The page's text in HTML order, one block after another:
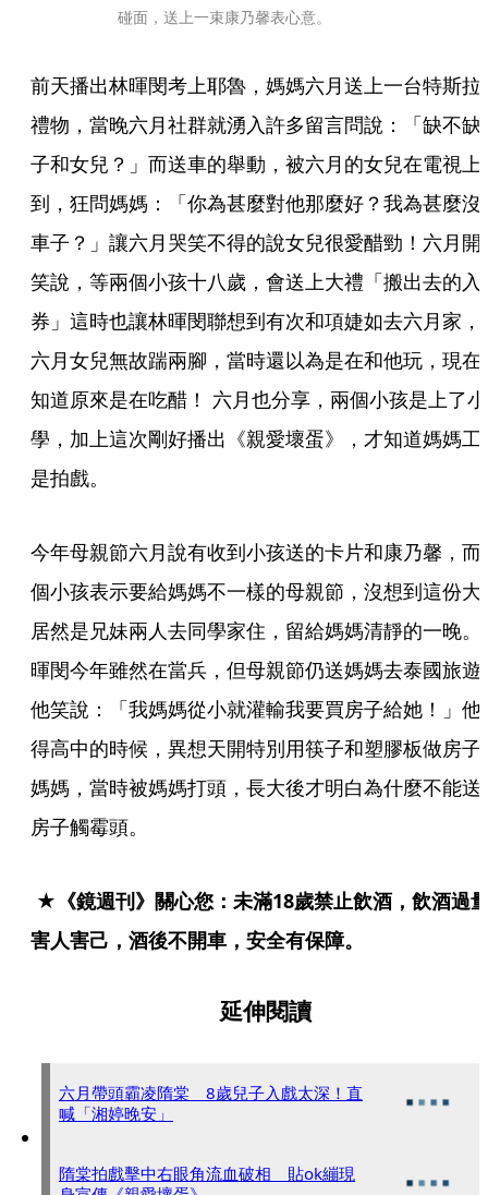
碰面，送上一束康乃馨表心意。
前天播出林暉閔考上耶魯，媽媽六月送上一台特斯拉
禮物，當晚六月社群就湧入許多留言問說：「缺不缺
子和女兒？」而送車的舉動，被六月的女兒在電視上
到，狂問媽媽：「你為甚麼對他那麼好？我為甚麼沒
車子？」讓六月哭笑不得的說女兒很愛醋勁！六月開
笑說，等兩個小孩十八歲，會送上大禮「搬出去的入
券」這時也讓林暉閔聯想到有次和項婕如去六月家，
六月女兒無故踹兩腳，當時還以為是在和他玩，現在
知道原來是在吃醋！ 六月也分享，兩個小孩是上了小
學，加上這次剛好播出《親愛壞蛋》，才知道媽媽工
是拍戲。
今年母親節六月說有收到小孩送的卡片和康乃馨，而
個小孩表示要給媽媽不一樣的母親節，沒想到這份大
居然是兄妹兩人去同學家住，留給媽媽清靜的一晚。
暉閔今年雖然在當兵，但母親節仍送媽媽去泰國旅遊
他笑說：「我媽媽從小就灌輸我要買房子給她！」他
得高中的時候，異想天開特別用筷子和塑膠板做房子
媽媽，當時被媽媽打頭，長大後才明白為什麼不能送
房子觸霉頭。
害人害己，酒後不開車，安全有保障。
延伸閱讀
六月帶頭霸凌隋棠 8歲兒子入戲太深！直
喊「湘婷晚安」
隋棠拍戲擊中右眼角流血破相 貼ok繃現